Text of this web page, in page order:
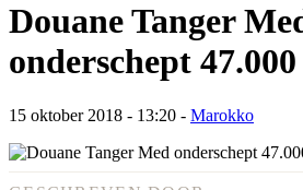
Douane Tanger
onderschept
15 oktober 2018 - 13:20 - Marokko